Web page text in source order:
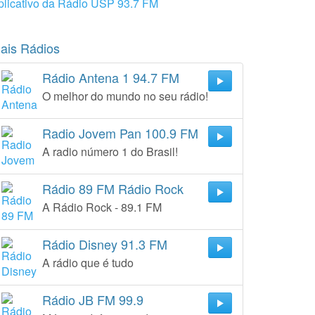
Rádios
Rádio Antena 1 94.7 FM
O melhor do mundo no seu rádio!
Radio Jovem Pan 100.9 FM
A radio número 1 do Brasil!
Rádio 89 FM Rádio Rock
A Rádio Rock - 89.1 FM
Rádio Disney 91.3 FM
A rádio que é tudo
Rádio JB FM 99.9